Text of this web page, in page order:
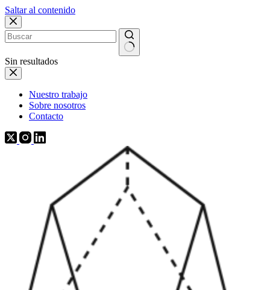
Saltar al contenido
Sin resultados
Nuestro trabajo
Sobre nosotros
Contacto